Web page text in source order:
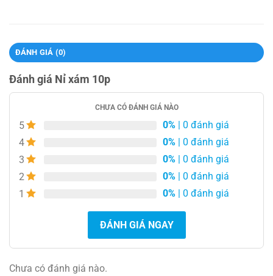
ĐÁNH GIÁ (0)
Đánh giá Nỉ xám 10p
CHƯA CÓ ĐÁNH GIÁ NÀO
5 0% | 0 đánh giá
4
0% | 0 đánh giá
3
0% | 0 đánh giá
2
0% | 0 đánh giá
1
0% | 0 đánh giá
ĐÁNH GIÁ NGAY
Chưa có đánh giá nào.